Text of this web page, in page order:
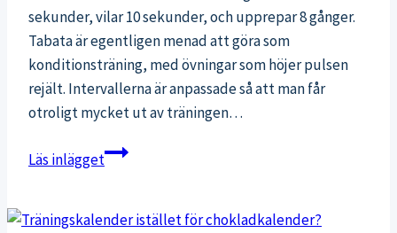
sekunder, vilar 10 sekunder, och upprepar 8 gånger.
Tabata är egentligen menad att göra som
konditionsträning, med övningar som höjer pulsen
rejält. Intervallerna är anpassade så att man får
otroligt mycket ut av träningen…
Läs inläggetTabata-
egen